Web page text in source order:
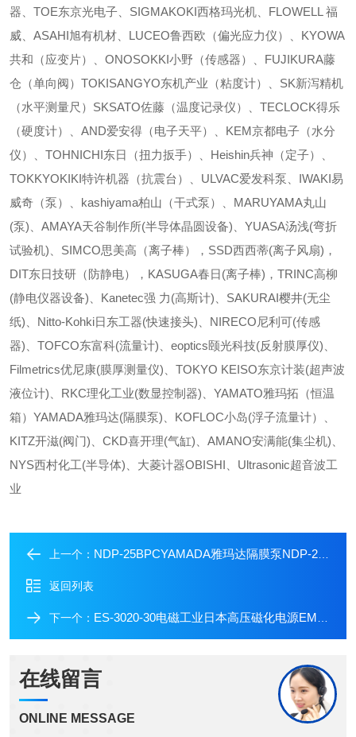
器、TOE东京光电子、SIGMAKOKI西格玛光机、FLOWELL 福
威、ASAHI旭有机材、LUCEO鲁西欧（偏光应力仪）、KYOWA
共和（应变片）、ONOSOKKI小野（传感器）、FUJIKURA藤
仓（单向阀）TOKISANGYO东机产业（粘度计）、SK新泻精机
（水平测量尺）SKSATO佐藤（温度记录仪）、TECLOCK得乐
（硬度计）、AND爱安得（电子天平）、KEM京都电子（水分
仪）、TOHNICHI东日（扭力扳手）、Heishin兵神（定子）、
TOKKYOKIKI特许机器（抗震台）、ULVAC爱发科泵、IWAKI易
威奇（泵）、kashiyama柏山（干式泵）、MARUYAMA丸山
(泵)、AMAYA天谷制作所(半导体晶圆设备)、YUASA汤浅(弯折
试验机)、SIMCO思美高（离子棒），SSD西西蒂(离子风扇)，
DIT东日技研（防静电），KASUGA春日(离子棒)，TRINC高柳
(静电仪器设备)、Kanetec强 力(高斯计)、SAKURAI樱井(无尘
纸)、Nitto-Kohki日东工器(快速接头)、NIRECO尼利可(传感
器)、TOFCO东富科(流量计)、eoptics颐光科技(反射膜厚仪)、
Filmetrics优尼康(膜厚测量仪)、TOKYO KEISO东京计装(超声波
液位计)、RKC理化工业(数显控制器)、YAMATO雅玛拓（恒温
箱）YAMADA雅玛达(隔膜泵)、KOFLOC小岛(浮子流量计）、
KITZ开滋(阀门)、CKD喜开理(气缸)、AMANO安满能(集尘机)、
NYS西村化工(半导体)、大菱计器OBISHI、Ultrasonic超音波工
业
上一个： NDP-25BPCYAMADA雅玛达隔膜泵NDP-25玻纤增强聚丙烯
返回列表
下一个： ES-3020-30电磁工业日本高压磁化电源EMIC爱美克单相交流电源
在线留言
ONLINE MESSAGE